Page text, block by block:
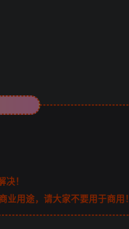
！
用途，请大家不要用于商用！